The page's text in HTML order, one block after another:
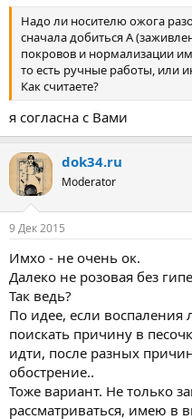
Надо ли носителю ожога
сначала добиться А
покровов и нормализации
то есть ручные работы, или
Как считаете?
я согласна с Вами
dok34.ru
Moderator
9 Дек 2015
Имхо - не очень ок.
Далеко не розовая без
Так ведь?
По идее, если
поискать причину в
идти, после разных
обострение..
Тоже вариант. Не только
рассматриваться, имею в